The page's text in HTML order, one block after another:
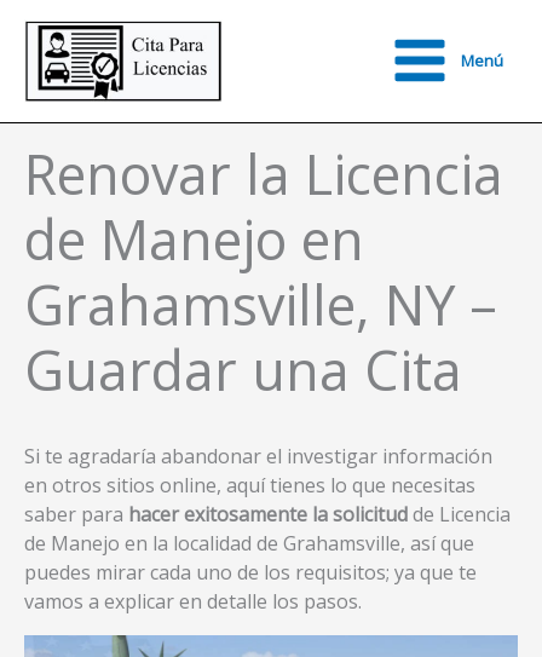
contenido
Main
Menú
Renovar la Licencia
de Manejo en
Grahamsville, NY –
Guardar una Cita
Si te agradaría abandonar el investigar información
en otros sitios online, aquí tienes lo que necesitas
saber para hacer exitosamente la solicitudde Licencia
de Manejo en la localidad de Grahamsville, así que
puedes mirar cada uno de los requisitos; ya que te
vamos a explicar en detalle los pasos.